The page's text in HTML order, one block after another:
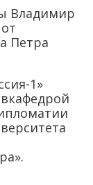
Владимир
Петра
1»